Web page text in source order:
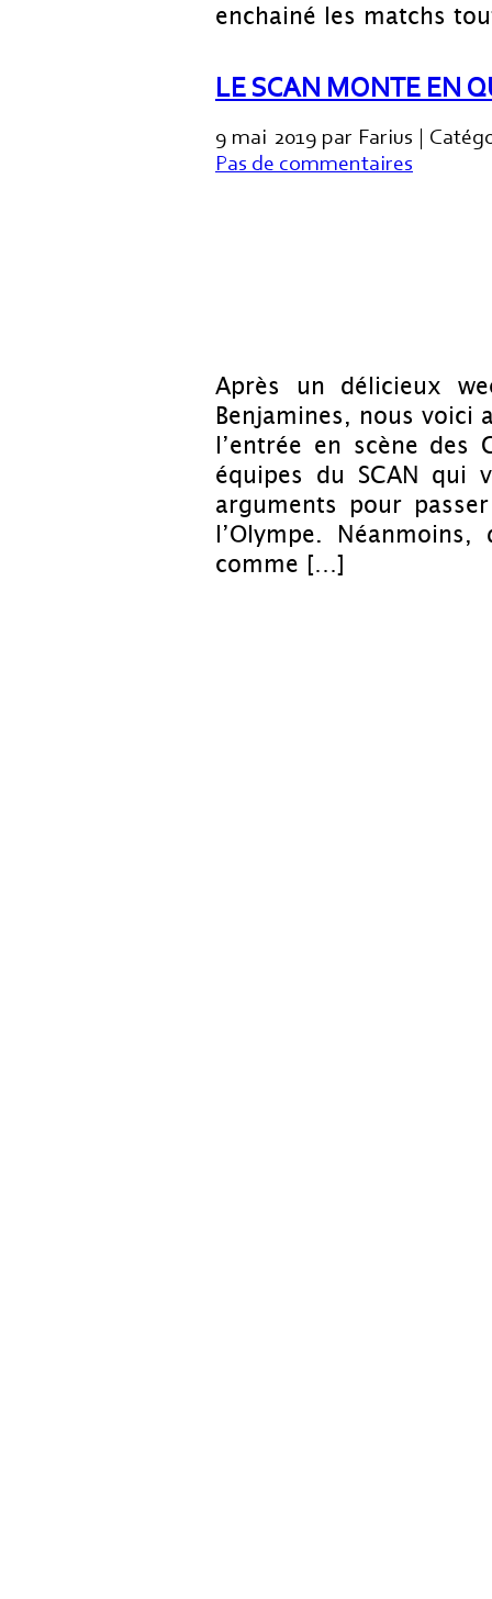
enchainé les matchs
LE SCAN MONTE EN
9 mai 2019 par Farius |
Pas de commentaires
Après un délicieux
Benjamines, nous voici
l’entrée en scène des
équipes du SCAN qui
arguments pour
l’Olympe.
comme […]